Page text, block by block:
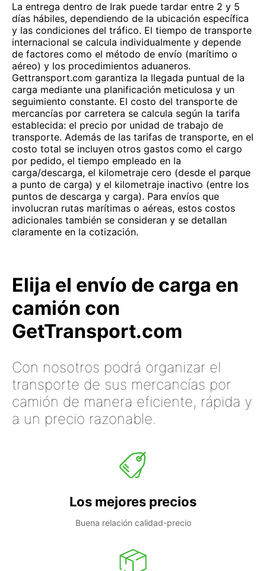
La entrega dentro de Irak puede tardar entre 2 y 5
días hábiles, dependiendo de la ubicación específica
y las condiciones del tráfico. El tiempo de transporte
internacional se calcula individualmente y depende
de factores como el método de envío (marítimo o
aéreo) y los procedimientos aduaneros.
Gettransport.com garantiza la llegada puntual de la
carga mediante una planificación meticulosa y un
seguimiento constante. El costo del transporte de
mercancías por carretera se calcula según la tarifa
establecida: el precio por unidad de trabajo de
transporte. Además de las tarifas de transporte, en el
costo total se incluyen otros gastos como el cargo
por pedido, el tiempo empleado en la
carga/descarga, el kilometraje cero (desde el parque
a punto de carga) y el kilometraje inactivo (entre los
puntos de descarga y carga). Para envíos que
involucran rutas marítimas o aéreas, estos costos
adicionales también se consideran y se detallan
claramente en la cotización.
Elija el envío de carga en
camión con
GetTransport.com
Con nosotros podrá organizar el
transporte de sus mercancías por
camión de manera eficiente, rápida y
a un precio razonable.
Los mejores precios
Buena relación calidad-precio